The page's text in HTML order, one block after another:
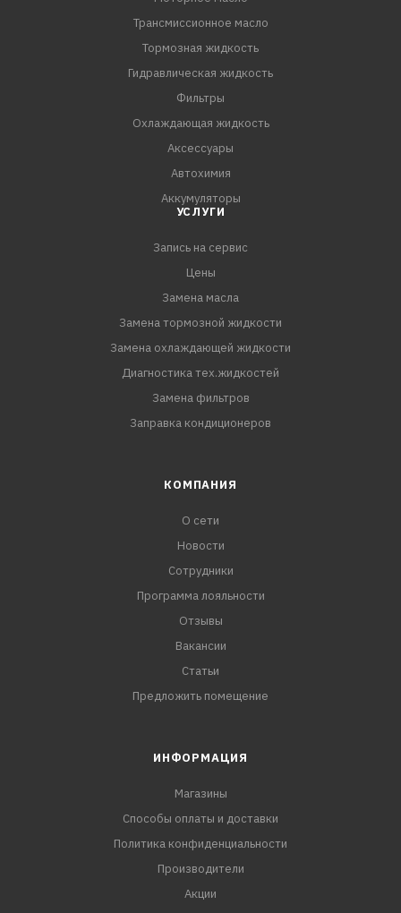
Трансмиссионное масло
Тормозная жидкость
Гидравлическая жидкость
Фильтры
Охлаждающая жидкость
Аксессуары
Автохимия
Аккумуляторы
УСЛУГИ
Запись на сервис
Цены
Замена масла
Замена тормозной жидкости
Замена охлаждающей жидкости
Диагностика тех.жидкостей
Замена фильтров
Заправка кондиционеров
КОМПАНИЯ
О сети
Новости
Сотрудники
Программа лояльности
Отзывы
Вакансии
Статьи
Предложить помещение
ИНФОРМАЦИЯ
Магазины
Способы оплаты и доставки
Политика конфиденциальности
Производители
Акции